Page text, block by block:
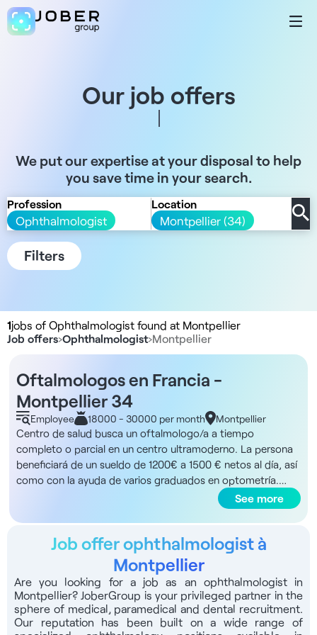
Our job offers
We put our expertise at your disposal to help
you save time in your search.
Profession
Ophthalmologist
Location
Montpellier (34)
Filters
1jobs of Ophthalmologist found at Montpellier
Job offers›Ophthalmologist›Montpellier
Oftalmologos en Francia -
Montpellier 34
Employee 18000 - 30000 per month Montpellier
Centro de salud busca un oftalmologo/a a tiempo
completo o parcial en un centro ultramoderno. La persona
beneficiará de un sueldo de 1200€ a 1500 € netos al día, así
como con la ayuda de varios graduados en optometría.
Forme parte de una estructura en la que el número de
pacientes es limitado para el confort de su trabajo. La ética
y la deontología serán los pilares de su actividad! Las
ventajas del puesto:- Trabajo como asalariado en contrato
indefinido (de 1 a 5 dias a la semana) - Sueldo mínimo
garantizado de 1200€ a 1500€ netos al día.- La
remuneración no está condicionada a un mínimo de
pacientes.- Afluencia de pacientes controlada (número de
pacientes diarios limitados)- Total libertad de planning y de
See more
Job offer ophthalmologist à
Montpellier
Are you looking for a job as an ophthalmologist in
Montpellier? JoberGroup is your privileged partner in the
sphere of medical, paramedical and dental recruitment.
Our reputation has been built on a wide range of